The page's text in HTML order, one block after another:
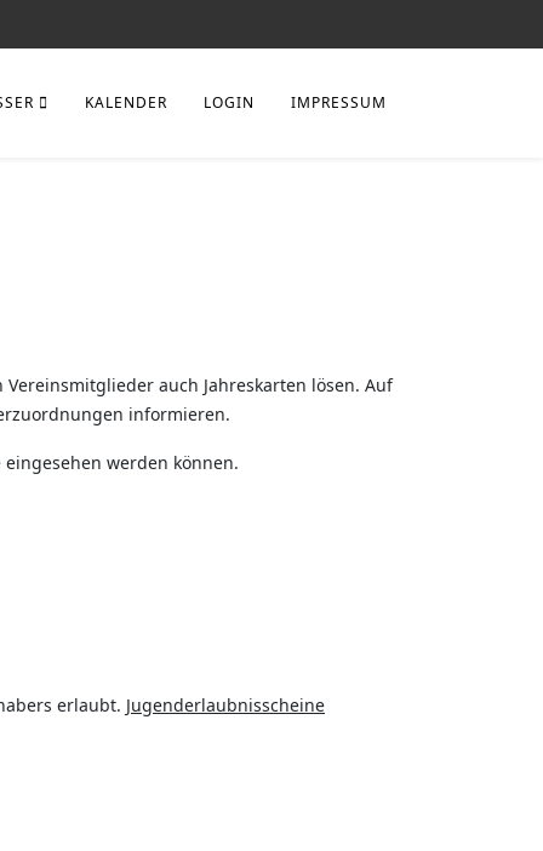
KALENDER LOGIN IMPRESSUM
auch Jahreskarten lösen. Auf
informieren.
werden können.
erlaubt. Jugenderlaubnisscheine